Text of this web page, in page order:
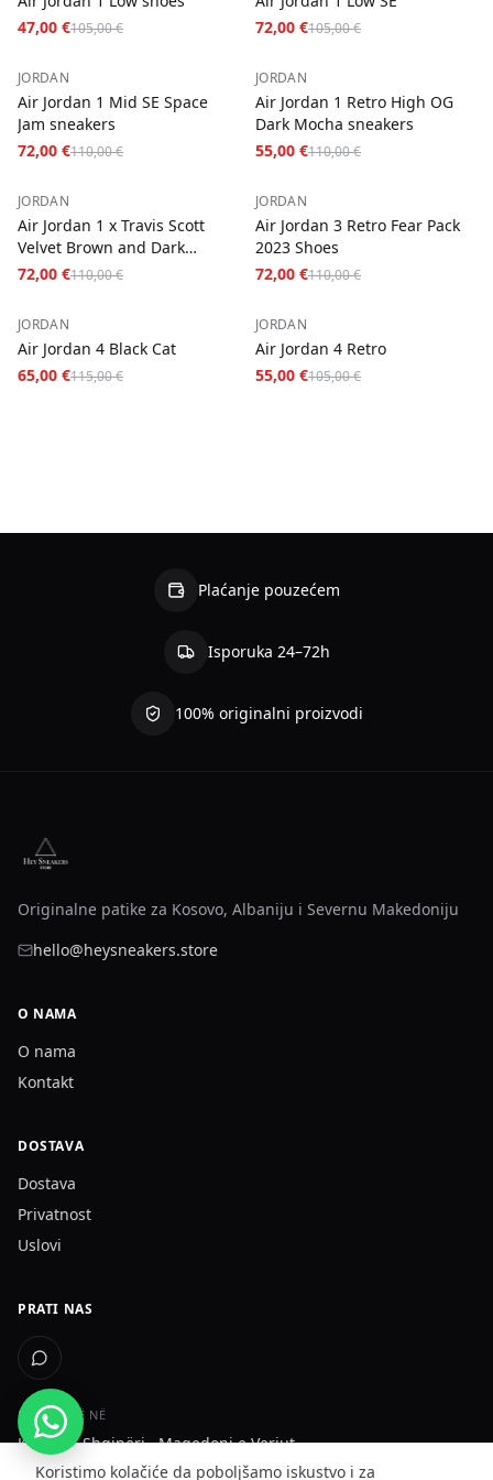
47,00 €105,00 €
72,00 €105,00 €
−35%
JORDAN
Air Jordan 1 Mid SE Space
Jam sneakers
72,00 €110,00 €
−50%
JORDAN
Air Jordan 1 Retro High OG
Dark Mocha sneakers
55,00 €110,00 €
−35%
JORDAN
Air Jordan 1 x Travis Scott
Velvet Brown and Dark
Mocha
72,00 €110,00 €
−35%
JORDAN
Air Jordan 3 Retro Fear Pack
2023 Shoes
72,00 €110,00 €
−43%
JORDAN
Air Jordan 4 Black Cat
65,00 €115,00 €
−48%
JORDAN
Air Jordan 4 Retro
55,00 €105,00 €
Plaćanje pouzećem
Isporuka 24–72h
100% originalni proizvodi
Originalne patike za Kosovo, Albaniju i Severnu Makedoniju
hello@heysneakers.store
O NAMA
O nama
Kontakt
DOSTAVA
Dostava
Privatnost
Uslovi
PRATI NAS
DËRGOJMË NË
Kosovë · Shqipëri · Maqedoni e Veriut
Koristimo kolačiće da poboljšamo iskustvo i za